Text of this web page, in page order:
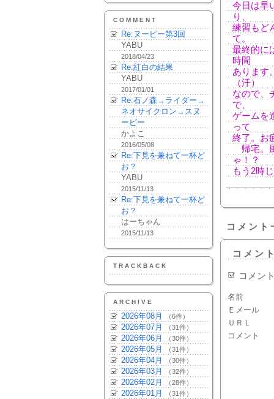
COMMENT
Re:ヌーピー第3回
YABU
2018/04/23
Re:紅白の結果
YABU
2017/01/01
Re:石ノ森→ライダー→
ネオサイクロン→スヌ
ーピー
かよこ
2016/05/08
Re:下見を兼ねて一杯ど
お？
YABU
2015/11/13
Re:下見を兼ねて一杯ど
お？
はーちゃん
2015/11/13
TRACKBACK
ARCHIVE
2026年08月 （6件）
2026年07月 （31件）
2026年06月 （30件）
2026年05月 （31件）
2026年04月 （30件）
2026年03月 （32件）
2026年02月 （28件）
2026年01月 （31件）
今日は早
り、
練習もど
て。
最終的に
時間
あります
（汗）
なので、
で、
ゲームを
って
終了。お
帰宅。
ゃ！？
もう2時
コメント
コメン
コメン
名前
Ｅメール
ＵＲＬ
コメント